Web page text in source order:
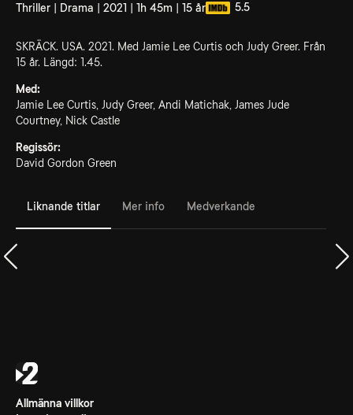
Thriller | Drama | 2021 | 1h 45m | 15 år 5.5
SKRÄCK. USA. 2021. Med Jamie Lee Curtis och Judy Greer. Från
15 år. Längd: 1.45.
Med:
Jamie Lee Curtis, Judy Greer, Andi Matichak, James Jude
Courtney, Nick Castle
Regissör:
David Gordon Green
Liknande titlar Mer info Medverkande
Allmänna villkor